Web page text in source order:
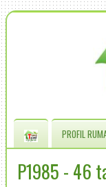
PROFIL
P1985 - 46